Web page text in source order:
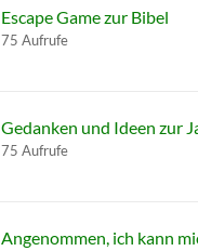
Escape Game zur Bibel
75 Aufrufe
Gedanken und Ideen zur
75 Aufrufe
Angenommen, ich kann